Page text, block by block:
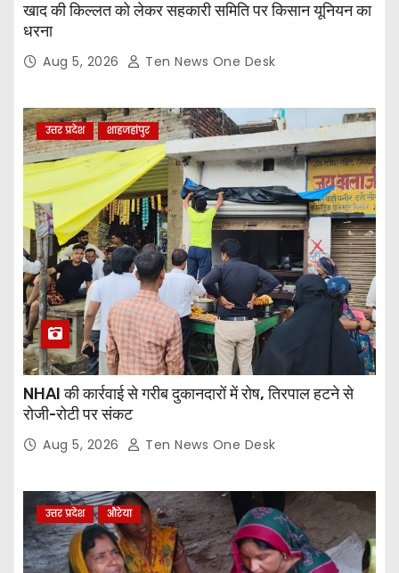
खाद की किल्लत को लेकर सहकारी समिति पर किसान यूनियन का
धरना
Aug 5, 2026 Ten News One Desk
उत्तर प्रदेश शाहजहांपुर
NHAI की कार्रवाई से गरीब दुकानदारों में रोष, तिरपाल हटने से
रोजी-रोटी पर संकट
Aug 5, 2026 Ten News One Desk
उत्तर प्रदेश औरेया